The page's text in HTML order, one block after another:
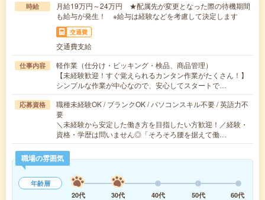
時給
月給19万円～24万円 ★配属先が変更となった際の待機期間
も給与が発生！ ※給与は経験などを考慮して決定します
交通費
交通費支給
仕事内容
軽作業（仕分け・ピッキング・検品、商品管理）
【未経験歓迎！すぐ覚えられるカンタン作業がたくさん！】
シンプルな作業が中心なので、安心してスタートで…
応募資格
職種未経験OK / ブランクOK / パソコンスキル不要 / 英語力不
要
＼未経験から安定した働き方を目指したい方歓迎！／経験・
資格・学歴は問いません◎「そろそろ腰を据えて働…
職場の雰囲気
年齢層
20代
30代 40代 50代 60代